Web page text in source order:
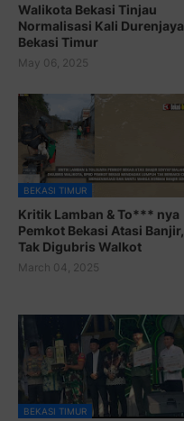
Walikota Bekasi Tinjau
Normalisasi Kali Durenjaya,
Bekasi Timur
May 06, 2025
BEKASI TIMUR
Kritik Lamban & To*** nya
Pemkot Bekasi Atasi Banjir,
Tak Digubris Walkot
March 04, 2025
BEKASI TIMUR